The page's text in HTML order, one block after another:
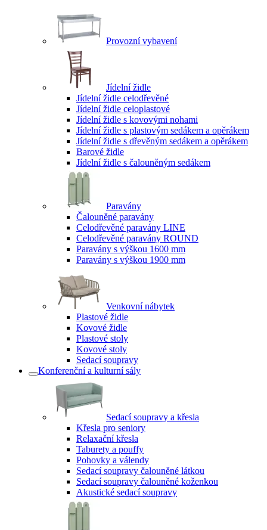
Provozní vybavení
Jídelní židle
Jídelní židle celodřevěné
Jídelní židle celoplastové
Jídelní židle s kovovými nohami
Jídelní židle s plastovým sedákem a opěrákem
Jídelní židle s dřevěným sedákem a opěrákem
Barové židle
Jídelní židle s čalouněným sedákem
Paravány
Čalouněné paravány
Celodřevěné paravány LINE
Celodřevěné paravány ROUND
Paravány s výškou 1600 mm
Paravány s výškou 1900 mm
Venkovní nábytek
Plastové židle
Kovové židle
Plastové stoly
Kovové stoly
Sedací soupravy
Konferenční a kulturní sály
Sedací soupravy a křesla
Křesla pro seniory
Relaxační křesla
Taburety a pouffy
Pohovky a válendy
Sedací soupravy čalouněné látkou
Sedací soupravy čalouněné koženkou
Akustické sedací soupravy